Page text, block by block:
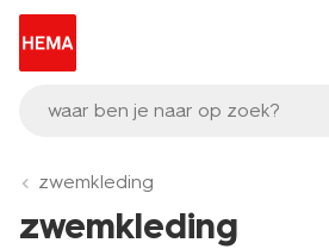
waar ben je naar op zoek?
zwemkleding
zwemkleding